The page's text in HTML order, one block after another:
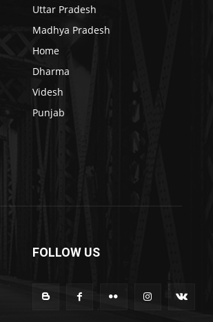
Uttar Pradesh
Madhya Pradesh
Home
Dharma
Videsh
Punjab
FOLLOW US